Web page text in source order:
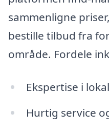
sammenligne
bestille tilbud fra
område. Fordele
Ekspertise i
Hurtig service